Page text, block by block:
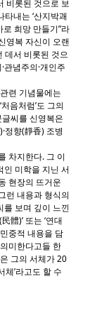
비롯된 것으로 보
내는 ‘산지박괘
로 희망 만들기”라
영복 자신이 오랜
데서 비롯된 것으
념주의·개인주
련 기념물에는
음처럼’도 그의
씨를 신영복은
정향(靜香) 조병
차지한다. 그 이
인 미학을 지닌 서
현장의 뜨거운
런 내용과 형식의
를 보며 깊이 느낀
體)’ 또는 ‘연대
중적 내용을 담
미한다고들 한
그의 서체가 20
체’라고도 할 수